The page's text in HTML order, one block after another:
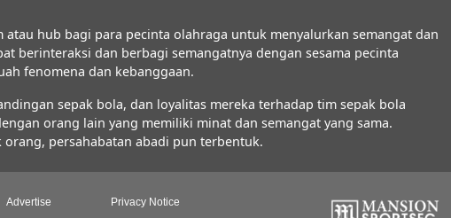
hub bagi para pecinta olahraga untuk menyalurkan semangat dan
berinteraksi dan berbagi semangatnya dengan sesama pecinta
fenomena dan kebanggaan.
sepak bola, dan loyalitas mereka terhadap tim sepak bola
orang lain yang memiliki minat dan semangat yang sama.
persahabatan abadi pun terbentuk.
Advertise Privacy Notice